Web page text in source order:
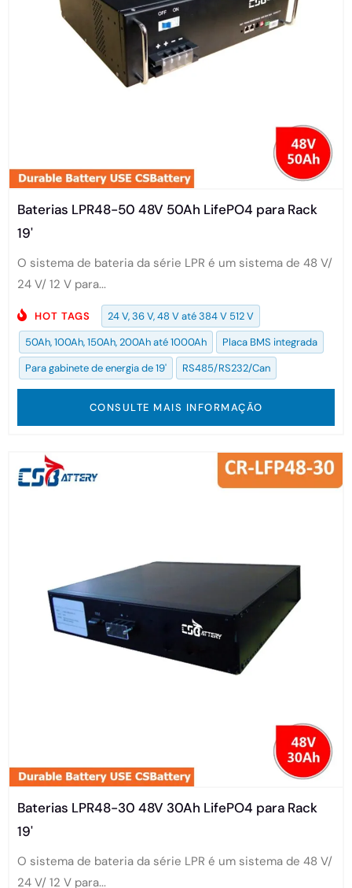
Baterias LPR48-50 48V 50Ah LifePO4 para Rack
19'
O sistema de bateria da série LPR é um sistema de 48 V/
24 V/ 12 V para...
HOT TAGS
24 V, 36 V, 48 V até 384 V 512 V
50Ah, 100Ah, 150Ah, 200Ah até 1000Ah
Placa BMS integrada
Para gabinete de energia de 19'
RS485/RS232/Can
CONSULTE MAIS INFORMAÇÃO
Baterias LPR48-30 48V 30Ah LifePO4 para Rack
19'
O sistema de bateria da série LPR é um sistema de 48 V/
24 V/ 12 V para...